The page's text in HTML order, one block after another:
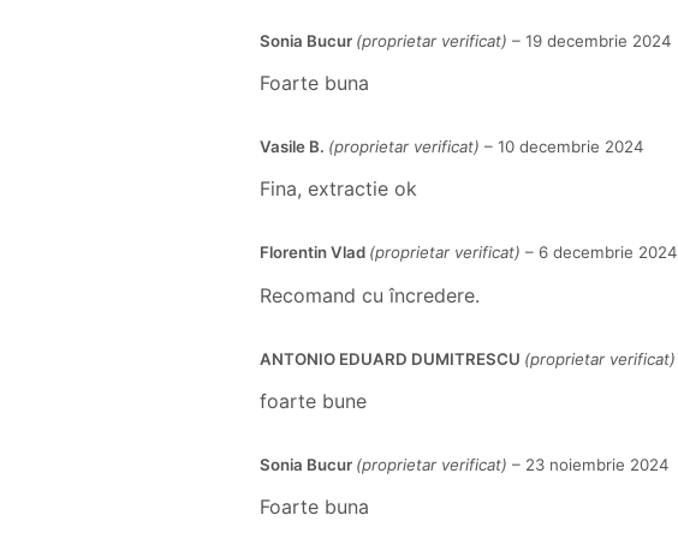
Sonia Bucur (proprietar verificat) – 19 decembrie 2024
Foarte buna
Vasile B. (proprietar verificat) – 10 decembrie 2024
Fina, extractie ok
Florentin Vlad (proprietar verificat) – 6 decembrie 2024
Recomand cu încredere.
ANTONIO EDUARD DUMITRESCU (proprietar verificat)
foarte bune
Sonia Bucur (proprietar verificat) – 23 noiembrie 2024
Foarte buna